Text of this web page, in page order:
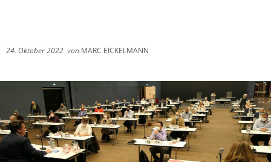
24. Oktober 2022 von MARC EICKELMANN